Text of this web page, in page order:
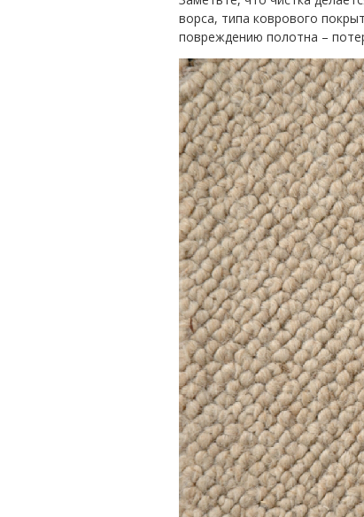
ворса, типа коврового
повреждению полотна –